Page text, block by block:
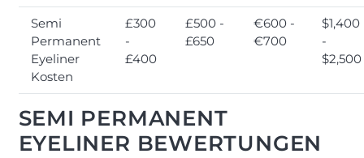
Semi
Permanent
Eyeliner
Kosten
£300
-
£400
£500 -
£650
€600 -
€700
$1,400
-
$2,500
SEMI PERMANENT
EYELINER BEWERTUNGEN